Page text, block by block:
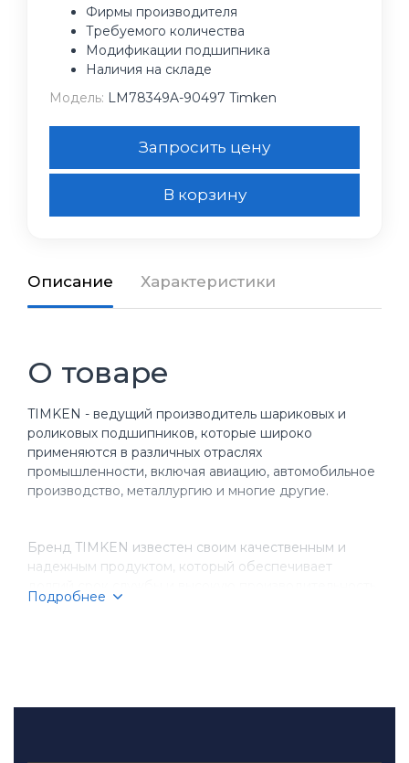
Фирмы производителя
Требуемого количества
Модификации подшипника
Наличия на складе
Модель: LM78349A-90497 Timken
Запросить цену
В корзину
Описание Характеристики
О товаре
TIMKEN - ведущий производитель шариковых и
роликовых подшипников, которые широко
применяются в различных отраслях
промышленности, включая авиацию, автомобильное
производство, металлургию и многие другие.
Бренд TIMKEN известен своим качественным и
надежным продуктом, который обеспечивает
оборудования. Компания имеет более чем
Подробнее